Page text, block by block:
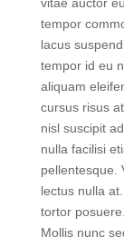
magna
vitae auctor
tempor
lacus
tempor id eu
aliquam
cursus risus
nisl suscipit
nulla facilisi
pellentesque.
lectus nulla
tortor